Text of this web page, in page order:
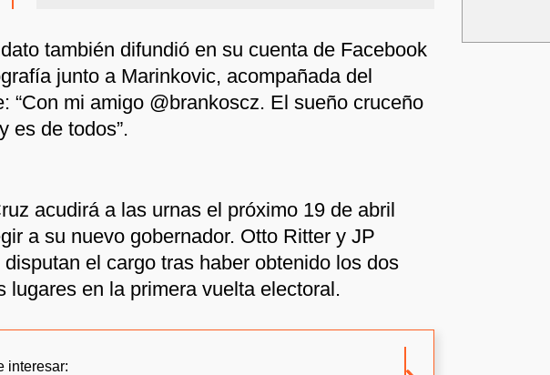
también difundió en su cuenta de Facebook
junto a Marinkovic, acompañada del
“Con mi amigo @brankoscz. El sueño cruceño
es de todos”.
acudirá a las urnas el próximo 19 de abril
a su nuevo gobernador. Otto Ritter y JP
el cargo tras haber obtenido los dos
lugares en la primera vuelta electoral.
interesar: